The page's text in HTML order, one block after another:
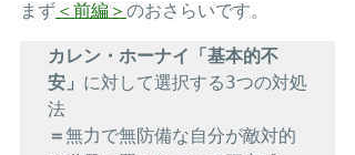
まず ＜前編＞ のおさらいです。
カレン・ホーナイ「基本的不
安」 に対して選択する3つの対処
法
＝無力で無防備な自分が敵対的